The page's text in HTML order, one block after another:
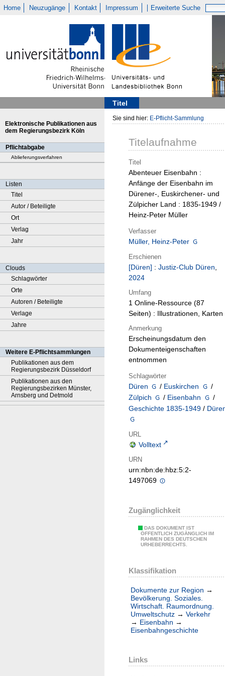
Home Neuzugänge Kontakt Impressum Erweiterte Suche
Titel
Elektronische Publikationen aus
dem Regierungsbezirk Köln
Pflichtabgabe
Ablieferungsverfahren
Listen
Titel
Autor / Beteiligte
Ort
Verlag
Jahr
Clouds
Schlagwörter
Orte
Autoren / Beteiligte
Verlage
Jahre
Weitere E-Pflichtsammlungen
Publikationen aus dem
Regierungsbezirk Düsseldorf
Publikationen aus den
Regierungsbezirken Münster,
Arnsberg und Detmold
Sie sind hier: E-Pflicht-Sammlung
Titelaufnahme
Titel
Abenteuer Eisenbahn :
Anfänge der Eisenbahn im
Dürener-, Euskirchener- und
Zülpicher Land : 1835-1949 /
Heinz-Peter Müller
Verfasser
Müller, Heinz-Peter
Erschienen
[Düren] : Justiz-Club Düren,
2024
Umfang
1 Online-Ressource (87
Seiten) : Illustrationen, Karten
Anmerkung
Erscheinungsdatum den
Dokumenteigenschaften
entnommen
Schlagwörter
Düren / Euskirchen
/
Zülpich
/ Eisenbahn
/
Geschichte 1835-1949 /
URL
Volltext
URN
urn:nbn:de:hbz:5:2-
1497069
Zugänglichkeit
DAS DOKUMENT IST
ÖFFENTLICH ZUGÄNGLICH IM
RAHMEN DES DEUTSCHEN
URHEBERRECHTS.
Klassifikation
Dokumente zur Region →
Bevölkerung. Soziales.
Wirtschaft. Raumordnung.
Umweltschutz → Verkehr
→ Eisenbahn →
Eisenbahngeschichte
Links